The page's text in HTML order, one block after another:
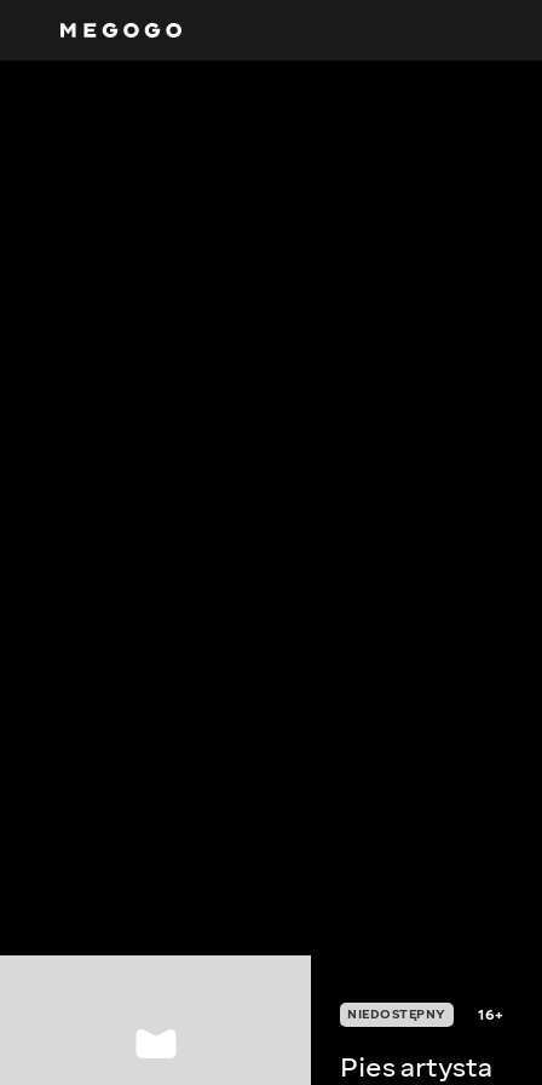
NIEDOSTĘPNY 16+
Pies artysta